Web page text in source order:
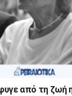
από τη ζωή η